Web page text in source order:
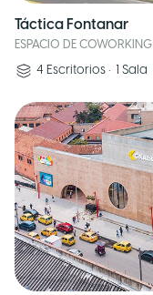
Táctica Fontanar
ESPACIO DE COWORKING
4 Escritorios • 1 Sala